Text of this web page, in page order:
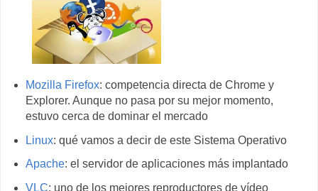
Mozilla Firefox: competencia directa de Chrome y
Explorer. Aunque no pasa por su mejor momento,
estuvo cerca de dominar el mercado
Linux: qué vamos a decir de este Sistema Operativo
Apache: el servidor de aplicaciones más implantado
VLC: uno de los mejores reproductores de vídeo